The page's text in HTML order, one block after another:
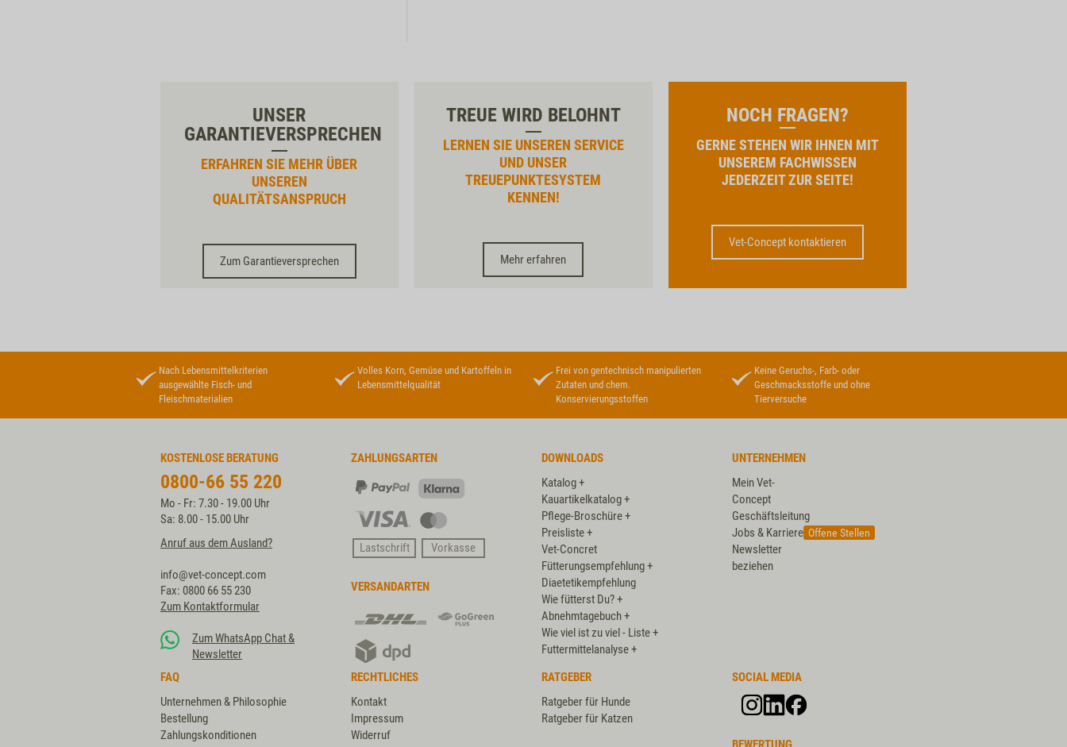
UNSER
GARANTIEVERSPRECHEN
ERFAHREN SIE MEHR ÜBER
UNSEREN
QUALITÄTSANSPRUCH
Zum Garantieversprechen
TREUE WIRD BELOHNT
LERNEN SIE UNSEREN SERVICE
UND UNSER
TREUEPUNKTESYSTEM
KENNEN!
Mehr erfahren
NOCH FRAGEN?
GERNE STEHEN WIR IHNEN MIT
UNSEREM FACHWISSEN
JEDERZEIT ZUR SEITE!
Vet-Concept kontaktieren
Nach Lebensmittelkriterien
ausgewählte Fisch- und
Fleischmaterialien
Volles Korn, Gemüse und Kartoffeln in
Lebensmittelqualität
Frei von gentechnisch manipulierten
Zutaten und chem.
Konservierungsstoffen
Keine Geruchs-, Farb- oder
Geschmacksstoffe und ohne
Tierversuche
KOSTENLOSE BERATUNG
0800-66 55 220
Mo - Fr: 7.30 - 19.00 Uhr
Sa: 8.00 - 15.00 Uhr
Anruf aus dem Ausland?
info@vet-concept.com
Fax: 0800 66 55 230
Zum Kontaktformular
Zum WhatsApp Chat &
Newsletter
ZAHLUNGSARTEN
PayPal
Visa
Lastschrift
Vorkasse
VERSANDARTEN
DHL
DHL
GoGreen
DPD
DOWNLOADS
Katalog +
Kauartikelkatalog +
Pflege-Broschüre +
Preisliste +
Vet-Concret
Fütterungsempfehlung +
Diaetetikempfehlung
Wie fütterst Du? +
Abnehmtagebuch +
Wie viel ist zu viel - Liste +
Futtermittelanalyse +
UNTERNEHMEN
Mein Vet-
Concept
Geschäftsleitung
Jobs & Karriere Offene Stellen
Newsletter
beziehen
FAQ
Unternehmen & Philosophie
Bestellung
Zahlungskonditionen
RECHTLICHES
Kontakt
Impressum
Widerruf
RATGEBER
Ratgeber für Hunde
Ratgeber für Katzen
SOCIAL MEDIA